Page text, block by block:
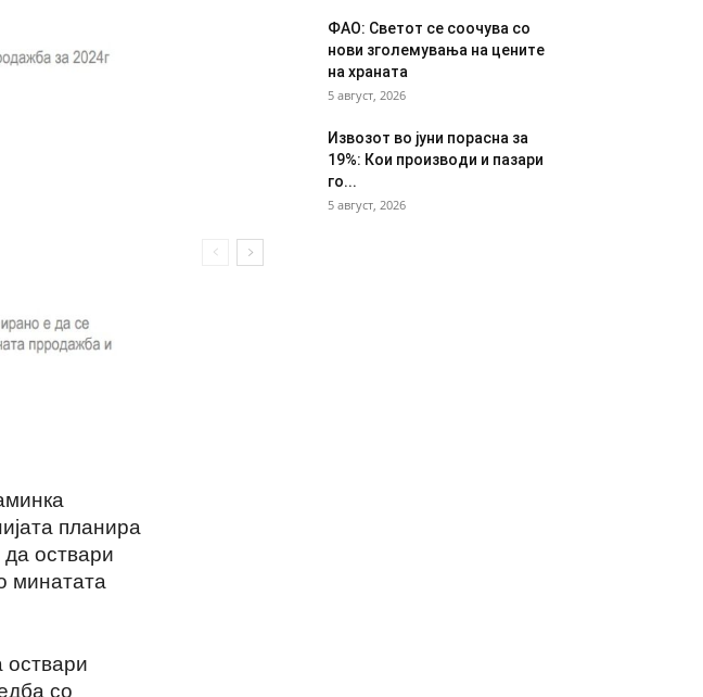
планира
оствари
минатата
оствари
со
ФАО: Светот се соочува со
нови зголемувања на цените
на храната
5 август, 2026
Извозот во јуни порасна за
19%: Кои производи и пазари
го...
5 август, 2026